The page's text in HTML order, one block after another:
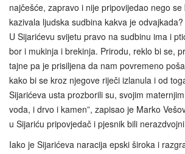
najčešće, zapravo i nije pripovijedao nego
kazivala ljudska sudbina kakva je
U Sijarićevu svijetu pravo na sudbinu ima i
bor i mukinja i brekinja. Prirodu, reklo bi se,
tajne pa je prisiljena da nam povremeno
kako bi se kroz njegove riječi izlanula i od
Sijarićeva usta prozborili su, svojim
voda, i drvo i kamen”, zapisao je Marko
u Sijariću pripovjedač i pjesnik bili
Iako je Sijarićeva naracija epski široka i